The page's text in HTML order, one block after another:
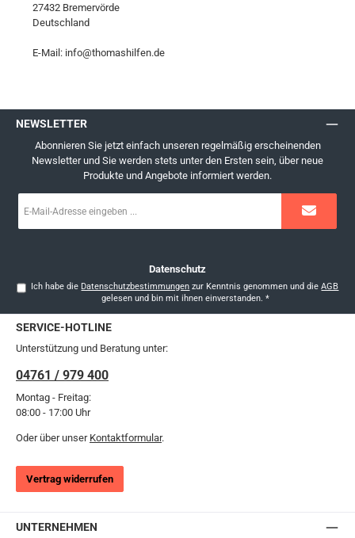
27432 Bremervörde
Deutschland
E-Mail: info@thomashilfen.de
NEWSLETTER
Abonnieren Sie jetzt einfach unseren regelmäßig erscheinenden
Newsletter und Sie werden stets unter den Ersten sein, über neue
Produkte und Angebote informiert werden.
Mail-
Datenschutz
Ich habe die Datenschutzbestimmungen zur Kenntnis genommen und dieAGB
gelesen und bin mit ihnen einverstanden. *
SERVICE-HOTLINE
Unterstützung und Beratung unter:
04761 / 979 400
Montag - Freitag:
08:00 - 17:00 Uhr
Oder über unser Kontaktformular.
Vertrag widerrufen
UNTERNEHMEN